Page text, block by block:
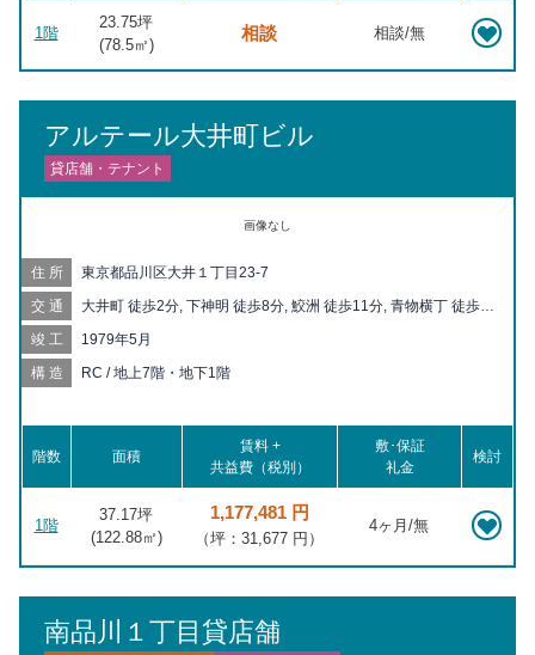
1階
23.75坪
(78.5㎡)
相談 相談/無
アルテール大井町ビル
貸店舗・テナント
画像なし
住所 東京都品川区大井１丁目23-7
交通
大井町 徒歩2分, 下神明 徒歩8分, 鮫洲 徒歩11分, 青物横丁 徒歩
馬場 徒歩17分, 大崎 徒歩19分, 品川シーサイド 徒歩20分
竣工 1979年5月
構造 RC / 地上7階・地下1階
階数 面積
賃料 +
共益費（税別）
敷･保証
礼金
検討
1階
37.17坪
(122.88㎡)
1,177,481 円
（坪：31,677 円）
4ヶ月/無
南品川１丁目貸店舗